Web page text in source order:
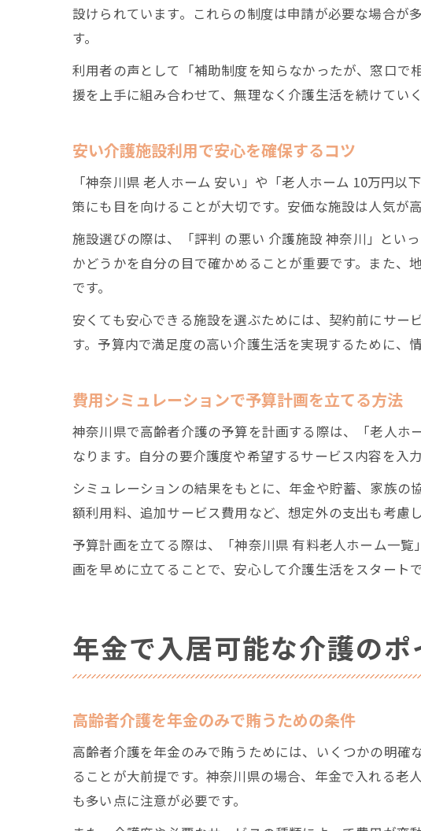
設けられています。これらの制度は申請が必要な場合が
す。
利用者の声として「補助制度を知らなかったが、窓口で
援を上手に組み合わせて、無理なく介護生活を続けてい
安い介護施設利用で安心を確保するコツ
「神奈川県 老人ホーム 安い」や「老人ホーム 10万円
策にも目を向けることが大切です。安価な施設は人気が
施設選びの際は、「評判 の悪い 介護施設 神奈川」とい
かどうかを自分の目で確かめることが重要です。また
です。
安くても安心できる施設を選ぶためには、契約前にサ
す。予算内で満足度の高い介護生活を実現するために、
費用シミュレーションで予算計画を立てる方法
神奈川県で高齢者介護の予算を計画する際は、「老人ホ
なります。自分の要介護度や希望するサービス内容を入
シミュレーションの結果をもとに、年金や貯蓄、家族
額利用料、追加サービス費用など、想定外の支出も考慮
予算計画を立てる際は、「神奈川県 有料老人ホーム一
画を早めに立てることで、安心して介護生活をスタートで
年金で入居可能な介護の
高齢者介護を年金のみで賄うための条件
高齢者介護を年金のみで賄うためには、いくつかの明確
ることが大前提です。神奈川県の場合、年金で入れる
も多い点に注意が必要です。